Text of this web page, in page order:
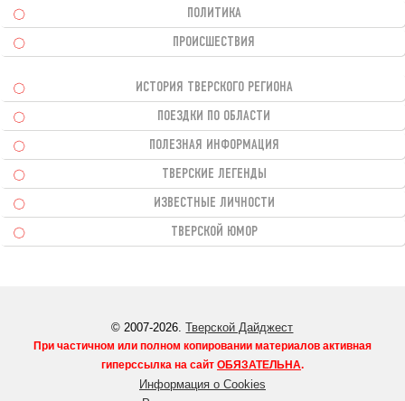
ПОЛИТИКА
ПРОИСШЕСТВИЯ
ИСТОРИЯ ТВЕРСКОГО РЕГИОНА
ПОЕЗДКИ ПО ОБЛАСТИ
ПОЛЕЗНАЯ ИНФОРМАЦИЯ
ТВЕРСКИЕ ЛЕГЕНДЫ
ИЗВЕСТНЫЕ ЛИЧНОСТИ
ТВЕРСКОЙ ЮМОР
© 2007-2026.Тверской Дайджест
При частичном или полном копировании материалов активная
гиперссылка на сайт ОБЯЗАТЕЛЬНА.
Информация о Cookies